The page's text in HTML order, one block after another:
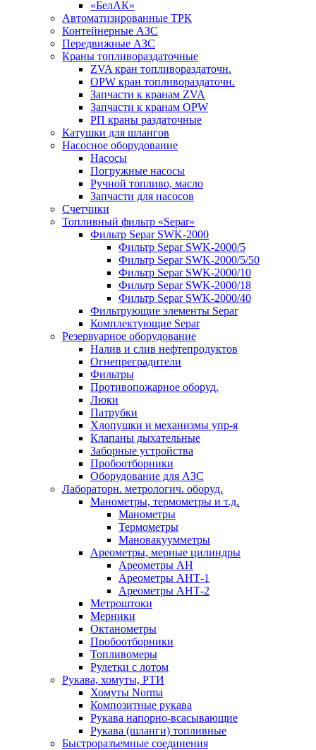
«БелАК»
Автоматизированные ТРК
Контейнерные АЗС
Передвижные АЗС
Краны топливораздаточные
ZVA кран топливораздаточн.
OPW кран топливораздаточн.
Запчасти к кранам ZVA
Запчасти к кранам OPW
РП краны раздаточные
Катушки для шлангов
Насосное оборудование
Насосы
Погружные насосы
Ручной топливо, масло
Запчасти для насосов
Счетчики
Топливный фильтр «Separ»
Фильтр Separ SWK-2000
Фильтр Separ SWK-2000/5
Фильтр Separ SWK-2000/5/50
Фильтр Separ SWK-2000/10
Фильтр Separ SWK-2000/18
Фильтр Separ SWK-2000/40
Фильтрующие элементы Separ
Комплектующие Separ
Резервуарное оборудование
Налив и слив нефтепродуктов
Огнепреградители
Фильтры
Противопожарное оборуд.
Люки
Патрубки
Хлопушки и механизмы упр-я
Клапаны дыхательные
Заборные устройства
Пробоотборники
Оборудование для АЗС
Лабораторн. метрологич. оборуд.
Манометры, термометры и т.д.
Манометры
Термометры
Мановакуумметры
Ареометры, мерные цилиндры
Ареометры АН
Ареометры АНТ-1
Ареометры АНТ-2
Метроштоки
Мерники
Октанометры
Пробоотборники
Топливомеры
Рулетки с лотом
Рукава, хомуты, РТИ
Хомуты Norma
Композитные рукава
Рукава напорно-всасывающие
Рукава (шланги) топливные
Быстроразъемные соединения